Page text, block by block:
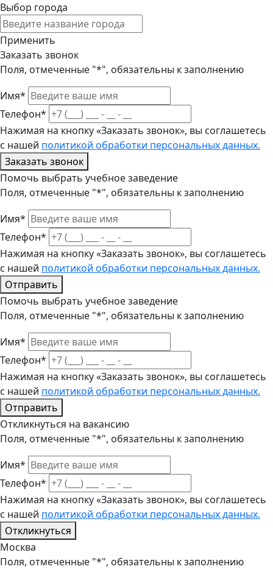
Выбор города
Применить
Заказать звонок
Поля, отмеченные "*", обязательны к заполнению
Имя*
Телефон*
Нажимая на кнопку «Заказать звонок», вы соглашетесь
с нашей политикой обработки персональных данных.
Заказать звонок
Помочь выбрать учебное заведение
Поля, отмеченные "*", обязательны к заполнению
Имя*
Телефон*
Нажимая на кнопку «Заказать звонок», вы соглашетесь
с нашей политикой обработки персональных данных.
Отправить
Помочь выбрать учебное заведение
Поля, отмеченные "*", обязательны к заполнению
Имя*
Телефон*
Нажимая на кнопку «Заказать звонок», вы соглашетесь
с нашей политикой обработки персональных данных.
Отправить
Откликнуться на вакансию
Поля, отмеченные "*", обязательны к заполнению
Имя*
Телефон*
Нажимая на кнопку «Заказать звонок», вы соглашетесь
с нашей политикой обработки персональных данных.
Откликнуться
Москва
Поля, отмеченные "*", обязательны к заполнению